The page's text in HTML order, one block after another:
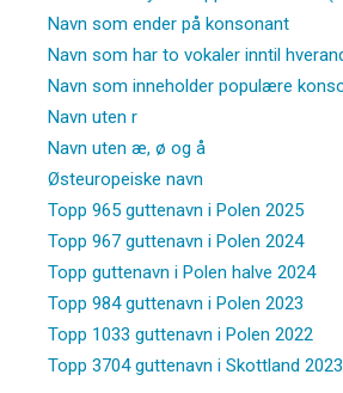
Navn som ender på konsonant
Navn som har to vokaler inntil
Navn som inneholder populære
Navn uten r
Navn uten æ, ø og å
Østeuropeiske navn
Topp 965 guttenavn i Polen 2025
Topp 967 guttenavn i Polen 2024
Topp guttenavn i Polen halve 2024
Topp 984 guttenavn i Polen 2023
Topp 1033 guttenavn i Polen 2022
Topp 3704 guttenavn i Skottland 2023